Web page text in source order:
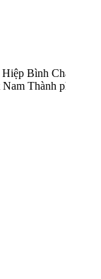
Bình Chánh,
Thành phố Hồ